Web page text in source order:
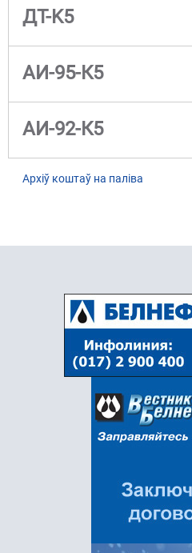
ДТ-K5
АИ-95-К5
АИ-92-К5
Архіў коштаў на паліва